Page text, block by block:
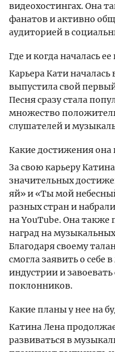
видеохостингах. Она
фанатов и активно
аудиторией в
Где и когда началась ее
Карьера Кати началась
выпустила свой
Песня сразу стала
множество
слушателей и
Какие достижения она
За свою карьеру
значительных
яй» и «Ты мой
разных стран и
на YouTube. Она также
наград на
Благодаря своему
смогла заявить о себе
индустрии и
поклонников.
Какие планы у нее на
Катина Лена
развиваться в